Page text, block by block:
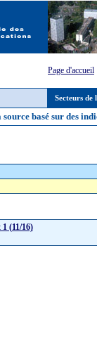
Secteurs de
Page d'accueil
basé sur des
(11/16)